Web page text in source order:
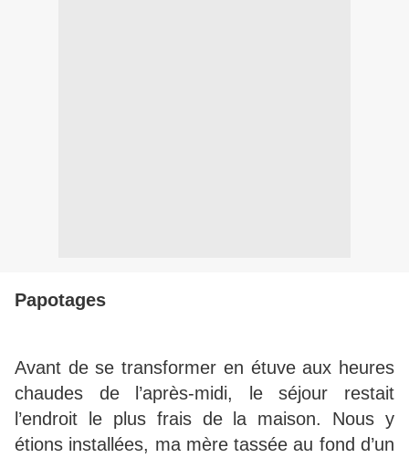
Papotages
Avant de se transformer en étuve aux heures
chaudes de l’après-midi, le séjour restait
l’endroit le plus frais de la maison. Nous y
étions installées, ma mère tassée au fond d’un